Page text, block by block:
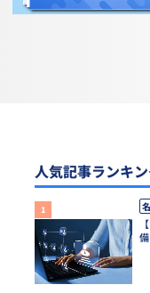
人気記事ランキ